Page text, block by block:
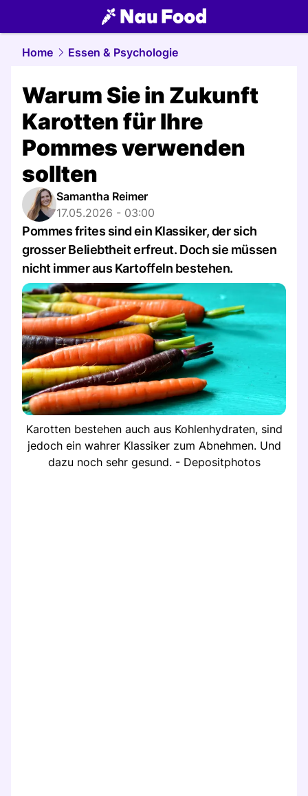
food.NAU.ch
Home Essen & Psychologie
Warum Sie in Zukunft
Karotten für Ihre
Pommes verwenden
sollten
Samantha Reimer
17.05.2026 - 03:00
Pommes frites sind ein Klassiker, der sich
grosser Beliebtheit erfreut. Doch sie müssen
nicht immer aus Kartoffeln bestehen.
Karotten bestehen auch aus Kohlenhydraten, sind
jedoch ein wahrer Klassiker zum Abnehmen. Und
dazu noch sehr gesund. - Depositphotos